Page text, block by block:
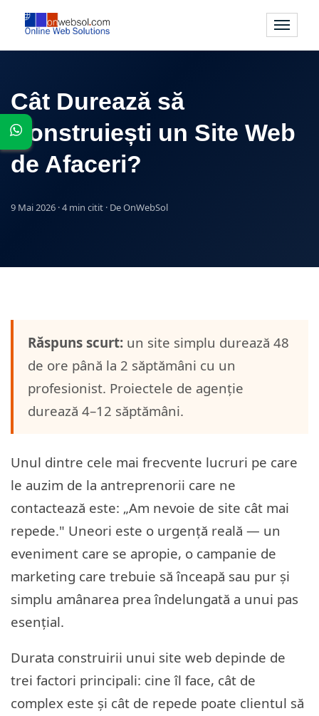
navigare
Cât Durează să
Construiești un Site Web
de Afaceri?
9 Mai 2026 · 4 min citit · De OnWebSol
Răspuns scurt: un site simplu durează 48
de ore până la 2 săptămâni cu un
profesionist. Proiectele de agenție
durează 4–12 săptămâni.
Unul dintre cele mai frecvente lucruri pe care
le auzim de la antreprenorii care ne
contactează este: „Am nevoie de site cât mai
repede." Uneori este o urgență reală — un
eveniment care se apropie, o campanie de
marketing care trebuie să înceapă sau pur și
simplu amânarea prea îndelungată a unui pas
esențial.
Durata construirii unui site web depinde de
trei factori principali: cine îl face, cât de
complex este și cât de repede poate clientul să